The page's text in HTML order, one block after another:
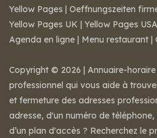
Yellow Pages | Oeffnungszeiten
Yellow Pages UK | Yellow Pages USA
Agenda en ligne | Menu restaurant |
Copyright © 2026 | Annuaire-horaire
professionnel qui vous aide à
et fermeture des adresses
adresse, d'un numéro de téléphone,
d’un plan d'accès ? Recherchez le